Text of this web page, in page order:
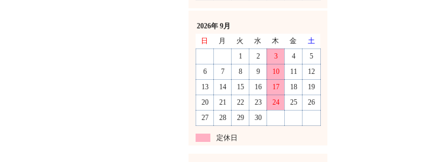
2026年 9月
日
月 火 水 木 金
土
1
2 3 4
5
6
7 8 9 10 11
12
13
14 15 16 17 18
19
20
21 22 23 24 25
26
27
28 29 30
定休日